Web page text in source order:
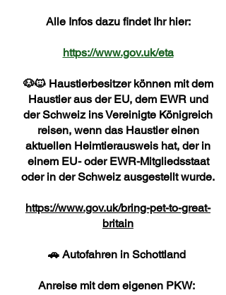
Alle Infos dazu findet Ihr hier:
https://www.gov.uk/eta
🐶🐱 Haustierbesitzer können mit dem
Haustier aus der EU, dem EWR und
der Schweiz ins Vereinigte Königreich
reisen, wenn das Haustier einen
aktuellen Heimtierausweis hat, der in
einem EU- oder EWR-Mitgliedsstaat
oder in der Schweiz ausgestellt wurde.
https://www.gov.uk/bring-pet-to-great-
britain
🚗 Autofahren in Schottland
Anreise mit dem eigenen PKW: